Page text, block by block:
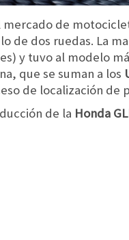
mercado de
dos ruedas. La
y tuvo al modelo
que se suman a los
de localización de
de la Honda